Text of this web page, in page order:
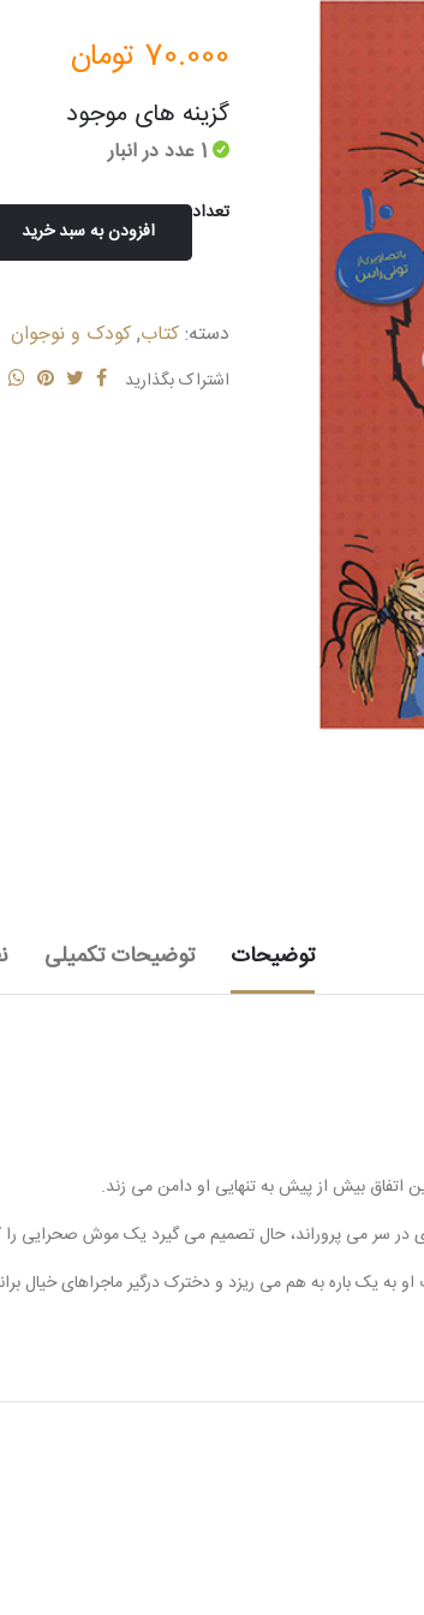
70.000 تومان
گزینه های موجود
تعداد
افزودن به سبد خرید
دسته:کتاب,کودک و نوجوان
اشتراک بگذارید
توضیحات توضیحات تکمیلی
بیش از پیش به تنهایی او دامن می زند.
در سر می پروراند، حال تصمیم می گیرد یک موش صحرایی را
به یک باره به هم می ریزد و دخترک درگیر ماجراهای خیال